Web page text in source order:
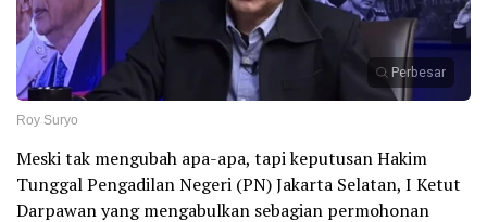
Perbesar
Roy Suryo
Meski tak mengubah apa-apa, tapi keputusan Hakim
Tunggal Pengadilan Negeri (PN) Jakarta Selatan, I Ketut
Darpawan yang mengabulkan sebagian permohonan